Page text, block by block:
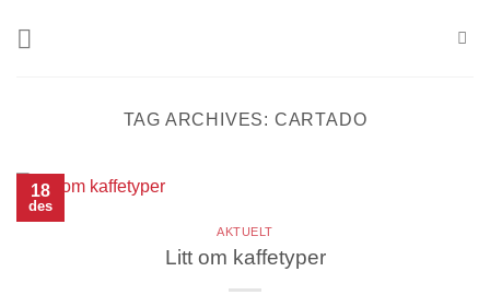
TAG ARCHIVES: CARTADO
18
des
AKTUELT
Litt om kaffetyper